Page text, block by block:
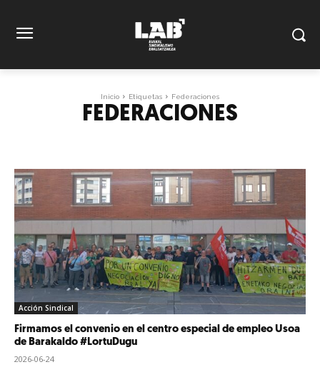
Inicio Etiquetas Federaciones
FEDERACIONES
Acción Sindical
Firmamos el convenio en el centro especial de empleo Usoa
de Barakaldo #LortuDugu
2026-06-24